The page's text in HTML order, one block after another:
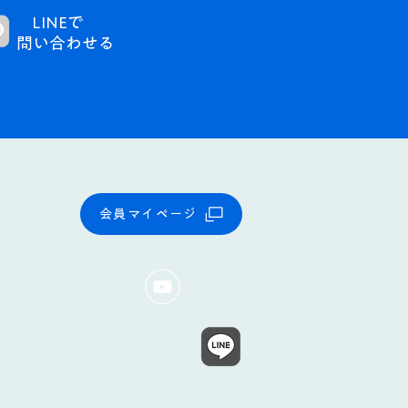
問い合わせる​
LINEで
会員マイページ